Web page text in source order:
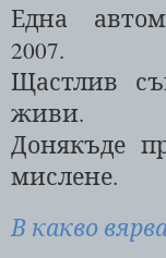
Една
2007.
Щастлив
живи.
Донякъде
мислене.
В какво